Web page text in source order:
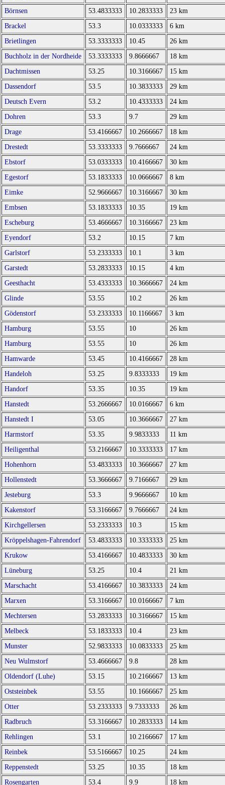
Börnsen
53.4833333 10.2833333
23 km
Brackel
53.3 10.0333333
6 km
Brietlingen
53.3333333 10.45
26 km
Buchholz in der Nordheide
53.3333333 9.8666667
18 km
Dachtmissen
53.25 10.3166667
15 km
Dassendorf
53.5 10.3833333
29 km
Deutsch Evern
53.2 10.4333333
24 km
Dohren
53.3 9.7
29 km
Drage
53.4166667 10.2666667
18 km
Drestedt
53.3333333 9.7666667
24 km
Ebstorf
53.0333333 10.4166667
30 km
Egestorf
53.1833333 10.0666667
8 km
Eimke
52.9666667 10.3166667
30 km
Embsen
53.1833333 10.35
19 km
Escheburg
53.4666667 10.3166667
23 km
Eyendorf
53.2 10.15
7 km
Garlstorf
53.2333333 10.1
3 km
Garstedt
53.2833333 10.15
4 km
Geesthacht
53.4333333 10.3666667
24 km
Glinde
53.55 10.2
26 km
Gödenstorf
53.2333333 10.1166667
3 km
Hamburg
53.55 10
26 km
Hamburg
53.55 10
26 km
Hamwarde
53.45 10.4166667
28 km
Handeloh
53.25 9.8333333
19 km
Handorf
53.35 10.35
19 km
Hanstedt
53.2666667 10.0166667
6 km
Hanstedt I
53.05 10.3666667
27 km
Harmstorf
53.35 9.9833333
11 km
Heiligenthal
53.2166667 10.3333333
17 km
Hohenhorn
53.4833333 10.3666667
27 km
Hollenstedt
53.3666667 9.7166667
29 km
Jesteburg
53.3 9.9666667
10 km
Kakenstorf
53.3166667 9.7666667
24 km
Kirchgellersen
53.2333333 10.3
15 km
Kröppelshagen-Fahrendorf
53.4833333 10.3333333
25 km
Krukow
53.4166667 10.4833333
30 km
Lüneburg
53.25 10.4
21 km
Marschacht
53.4166667 10.3833333
24 km
Marxen
53.3166667 10.0166667
7 km
Mechtersen
53.2833333 10.3166667
15 km
Melbeck
53.1833333 10.4
23 km
Munster
52.9833333 10.0833333
25 km
Neu Wulmstorf
53.4666667 9.8
28 km
Oldendorf (Luhe)
53.15 10.2166667
13 km
Oststeinbek
53.55 10.1666667
25 km
Otter
53.2333333 9.7333333
26 km
Radbruch
53.3166667 10.2833333
14 km
Rehlingen
53.1 10.2166667
17 km
Reinbek
53.5166667 10.25
24 km
Reppenstedt
53.25 10.35
18 km
Rosengarten
53.4 9.9 18 km